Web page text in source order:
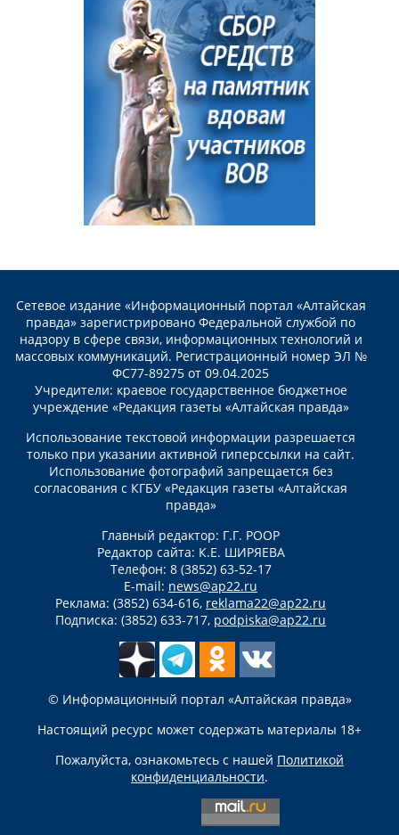
Сетевое издание «Информационный портал «Алтайская
правда» зарегистрировано Федеральной службой по
надзору в сфере связи, информационных технологий и
массовых коммуникаций. Регистрационный номер ЭЛ №
ФС77-89275 от 09.04.2025
Учредители: краевое государственное бюджетное
учреждение «Редакция газеты «Алтайская правда»
Использование текстовой информации разрешается
только при указании активной гиперссылки на сайт.
Использование фотографий запрещается без
согласования с КГБУ «Редакция газеты «Алтайская
правда»
Главный редактор: Г.Г. РООР
Редактор сайта: К.Е. ШИРЯЕВА
Телефон: 8 (3852) 63-52-17
E-mail: news@ap22.ru
Реклама: (3852) 634-616, reklama22@ap22.ru
Подписка: (3852) 633-717, podpiska@ap22.ru
© Информационный портал «Алтайская правда»
Настоящий ресурс может содержать материалы 18+
Пожалуйста, ознакомьтесь с нашей Политикой
конфиденциальности.